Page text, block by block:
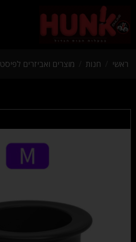
ראשי חנות מוצרים ואביזרים לפיסט